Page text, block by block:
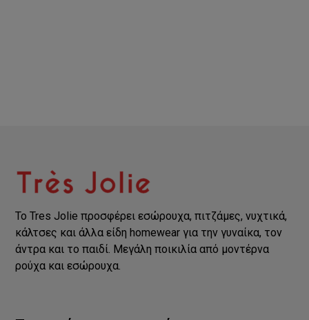
Το Tres Jolie προσφέρει εσώρουχα, πιτζάμες, νυχτικά,
κάλτσες και άλλα είδη homewear για την γυναίκα, τον
άντρα και το παιδί. Μεγάλη ποικιλία από μοντέρνα
ρούχα και εσώρουχα.